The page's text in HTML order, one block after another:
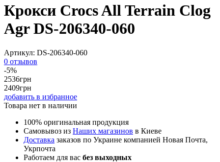
Крокси Crocs All Terrain Clog
Agr DS-206340-060
Артикул: DS-206340-060
0 отзывов
-5%
2536грн
2409грн
добавить в избранное
Товара нет в наличии
100% оригинальная продукция
Самовывоз из Наших магазинов в Киеве
Доставка заказов по Украине компанией Новая Почта,
Укрпочта
Работаем для вас без выходных